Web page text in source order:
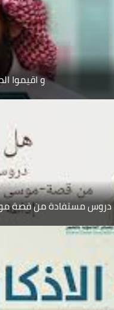
و اقيموا
دروس مستفادة من قصة